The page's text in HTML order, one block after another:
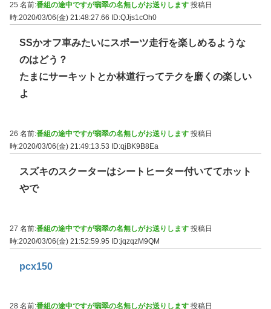
25 名前:番組の途中ですが翡翠の名無しがお送りします 投稿日
時:2020/03/06(金) 21:48:27.66
ID:QJjs1cOh0
SSかオフ車みたいにスポーツ走行を楽しめるような
のはどう？
たまにサーキットとか林道行ってテクを磨くの楽しい
よ
26 名前:番組の途中ですが翡翠の名無しがお送りします 投稿日
時:2020/03/06(金) 21:49:13.53
ID:qjBK9B8Ea
スズキのスクーターはシートヒーター付いててホット
やで
27 名前:番組の途中ですが翡翠の名無しがお送りします 投稿日
時:2020/03/06(金) 21:52:59.95 ID:jqzqzM9QM
pcx150
28 名前:番組の途中ですが翡翠の名無しがお送りします 投稿日